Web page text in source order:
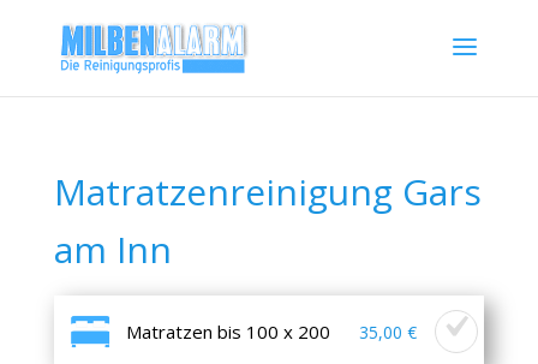
Matratzenreinigung Gars
am Inn
Matratzen bis 100 x 200 35,00 €